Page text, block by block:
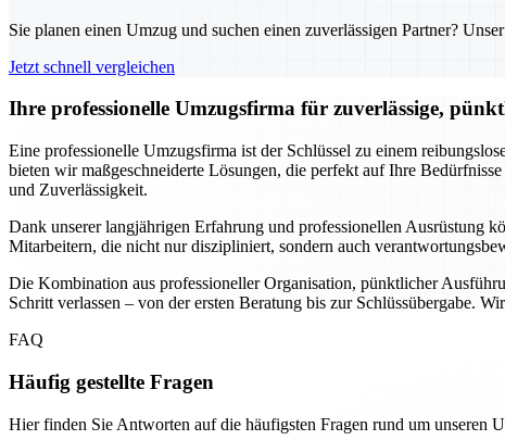
Sie planen einen Umzug und suchen einen zuverlässigen Partner?
Jetzt schnell vergleichen
Ihre professionelle Umzugsfirma für zuverlässige,
Eine professionelle Umzugsfirma ist der Schlüssel zu einem
bieten wir maßgeschneiderte Lösungen, die perfekt auf Ihre
und Zuverlässigkeit.
Dank unserer langjährigen Erfahrung und professionellen Ausrüstung
Mitarbeitern, die nicht nur diszipliniert, sondern auch
Die Kombination aus professioneller Organisation, pünktlicher
Schritt verlassen – von der ersten Beratung bis zur Schlüssübergabe.
FAQ
Häufig gestellte Fragen
Hier finden Sie Antworten auf die häufigsten Fragen rund um unseren